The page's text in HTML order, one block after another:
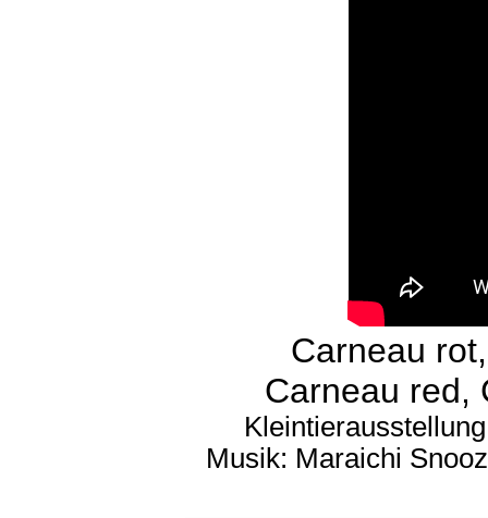
Carneau
Carneau red,
Musik: Maraichi